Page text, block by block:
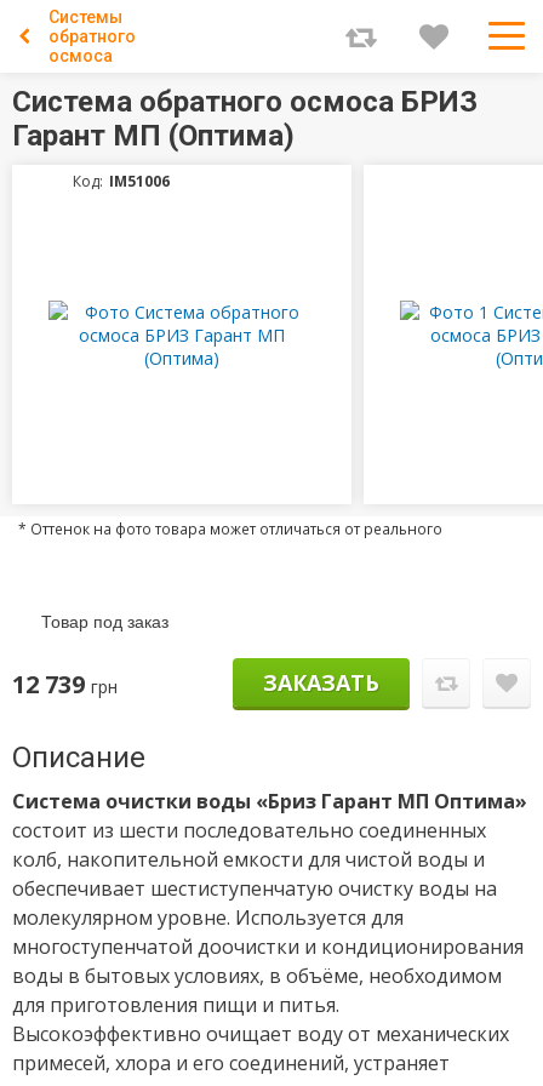
Системы
обратного
осмоса
Система обратного осмоса БРИЗ
Гарант МП (Оптима)
Код: IM51006
* Оттенок на фото товара может отличаться от реального
Товар под заказ
12 739 грн ЗАКАЗАТЬ
Описание
Система очистки воды «Бриз Гарант МП Оптима»
состоит из шести последовательно соединенных
колб, накопительной емкости для чистой воды и
обеспечивает шестиступенчатую очистку воды на
молекулярном уровне. Используется для
многоступенчатой доочистки и кондиционирования
воды в бытовых условиях, в объёме, необходимом
для приготовления пищи и питья.
Высокоэффективно очищает воду от механических
примесей, хлора и его соединений, устраняет